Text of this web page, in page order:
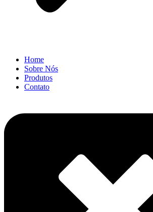
Home
Sobre Nós
Produtos
Contato